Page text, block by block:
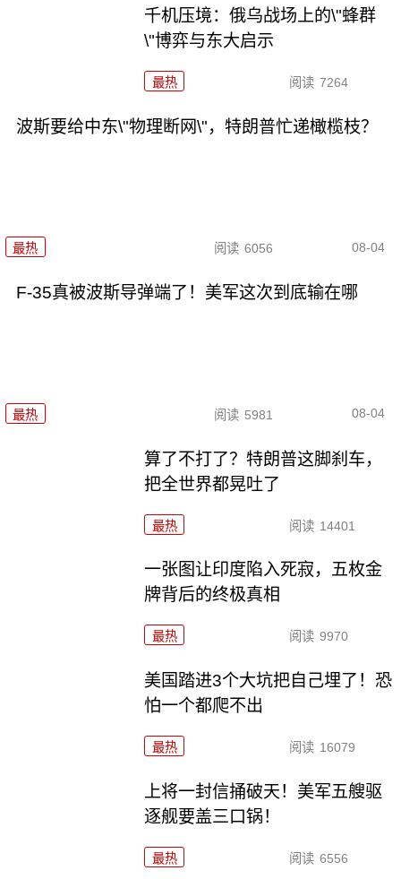
千机压境：俄乌战场上的\"蜂群
\"博弈与东大启示
最热 阅读 7264
波斯要给中东\"物理断网\"，特朗普忙递橄榄枝？
最热 阅读 6056 08-04
F-35真被波斯导弹端了！美军这次到底输在哪
最热 阅读 5981 08-04
算了不打了？特朗普这脚刹车，
把全世界都晃吐了
最热 阅读 14401
一张图让印度陷入死寂，五枚金
牌背后的终极真相
最热 阅读 9970
美国踏进3个大坑把自己埋了！恐
怕一个都爬不出
最热 阅读 16079
上将一封信捅破天！美军五艘驱
逐舰要盖三口锅！
最热 阅读 6556